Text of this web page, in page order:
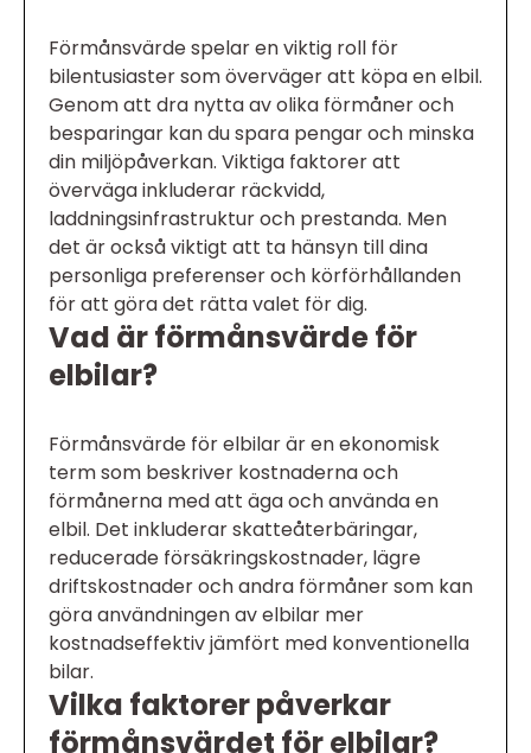
Förmånsvärde spelar en viktig roll för
bilentusiaster som överväger att köpa en elbil.
Genom att dra nytta av olika förmåner och
besparingar kan du spara pengar och minska
din miljöpåverkan. Viktiga faktorer att
överväga inkluderar räckvidd,
laddningsinfrastruktur och prestanda. Men
det är också viktigt att ta hänsyn till dina
personliga preferenser och körförhållanden
för att göra det rätta valet för dig.
Vad är förmånsvärde för
elbilar?
Förmånsvärde för elbilar är en ekonomisk
term som beskriver kostnaderna och
förmånerna med att äga och använda en
elbil. Det inkluderar skatteåterbäringar,
reducerade försäkringskostnader, lägre
driftskostnader och andra förmåner som kan
göra användningen av elbilar mer
kostnadseffektiv jämfört med konventionella
bilar.
Vilka faktorer påverkar
förmånsvärdet för elbilar?